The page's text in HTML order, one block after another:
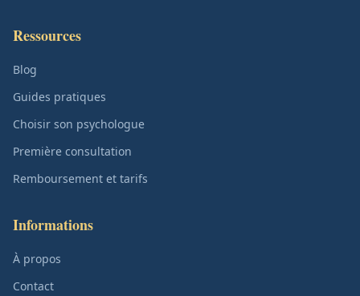
Ressources
Blog
Guides pratiques
Choisir son psychologue
Première consultation
Remboursement et tarifs
Informations
À propos
Contact